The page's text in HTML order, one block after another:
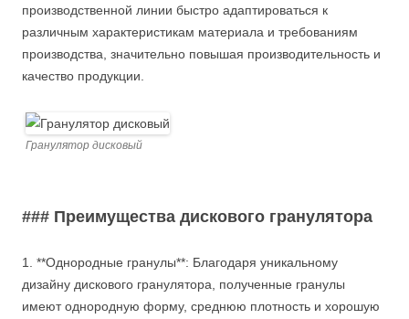
производственной линии быстро адаптироваться к
различным характеристикам материала и требованиям
производства, значительно повышая производительность и
качество продукции.
Гранулятор дисковый
### Преимущества дискового гранулятора
1. **Однородные гранулы**: Благодаря уникальному
дизайну дискового гранулятора, полученные гранулы
имеют однородную форму, среднюю плотность и хорошую